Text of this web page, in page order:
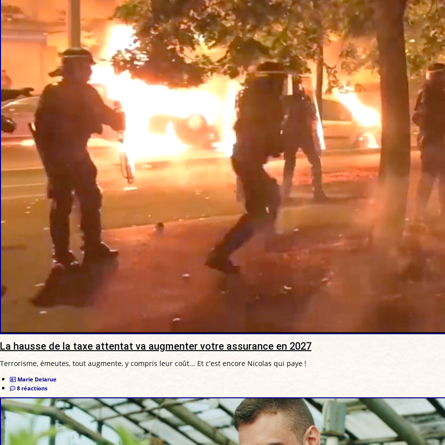
La hausse de la taxe attentat va augmenter votre assurance en 2027
Terrorisme, émeutes, tout augmente, y compris leur coût... Et c'est encore Nicolas qui paye !
Marie Delarue
8 réactions